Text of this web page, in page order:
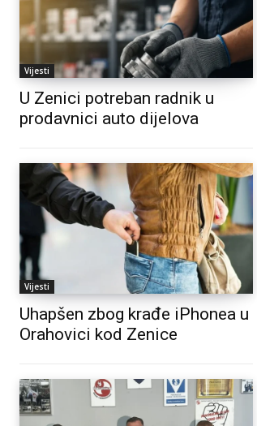
Vijesti
U Zenici potreban radnik u
prodavnici auto dijelova
Vijesti
Uhapšen zbog krađe iPhonea u
Orahovici kod Zenice